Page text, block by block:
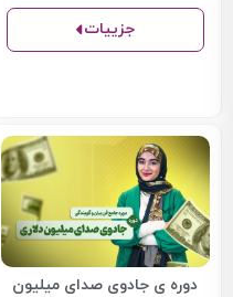
جزییات
دوره ی جادوی صدای میلیون